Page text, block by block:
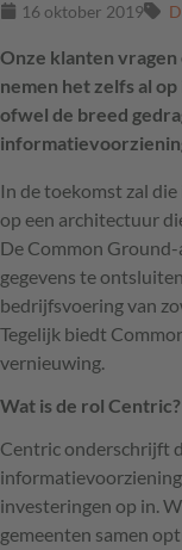
16 oktober 2019
Onze klanten
nemen het zelfs al
ofwel de breed
In de toekomst zal
op een architectuur
De Common
gegevens te
bedrijfsvoering van
Tegelijk biedt
vernieuwing.
Wat is de rol Centric?
Centric onderschrijft
investeringen op in.
gemeenten samen